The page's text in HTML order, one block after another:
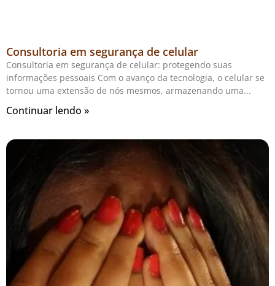
Consultoria em segurança de celular
Consultoria em segurança de celular: protegendo suas
informações pessoais Com o avanço da tecnologia, o celular se
tornou uma extensão de nós mesmos, armazenando uma
Continuar lendo »